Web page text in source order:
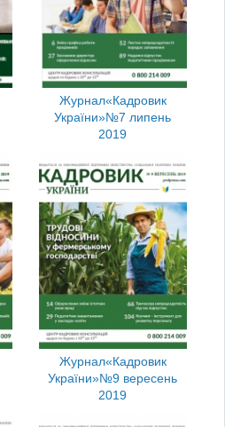
Журнал«Кадровик
України»№7 липень
2019
Журнал«Кадровик
України»№9 вересень
2019